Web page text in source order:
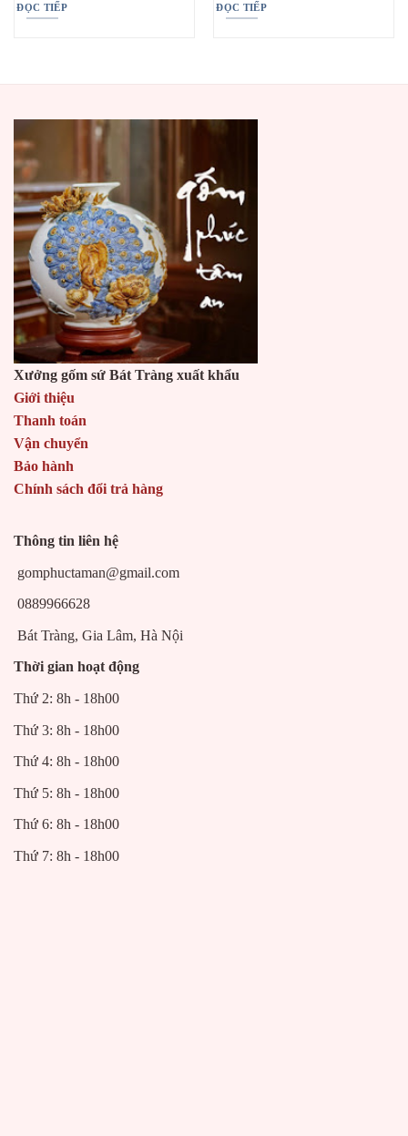
ĐỌC TIẾP ĐỌC TIẾP
Xưởng gốm sứ Bát Tràng xuất khẩu
Giới thiệu
Thanh toán
Vận chuyển
Bảo hành
Chính sách đổi trả hàng
Thông tin liên hệ
gomphuctaman@gmail.com
0889966628
Bát Tràng, Gia Lâm, Hà Nội
Thời gian hoạt động
Thứ 2: 8h - 18h00
Thứ 3: 8h - 18h00
Thứ 4: 8h - 18h00
Thứ 5: 8h - 18h00
Thứ 6: 8h - 18h00
Thứ 7: 8h - 18h00